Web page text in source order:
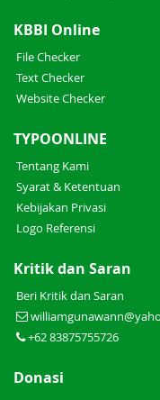
KBBI Online
File Checker
Text Checker
Website Checker
TYPOONLINE
Tentang Kami
Syarat & Ketentuan
Kebijakan Privasi
Logo Referensi
Kritik dan Saran
Beri Kritik dan Saran
+62 83875755726
Donasi